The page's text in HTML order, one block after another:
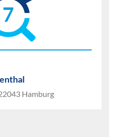
7
Hamburg